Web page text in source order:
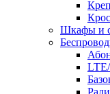
Шкафы и